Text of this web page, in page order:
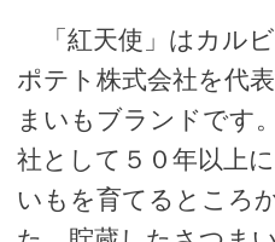
「紅天使」はカル
ポテト株式会社を代
まいもブランドです
社として５０年以上
いもを育てるところ